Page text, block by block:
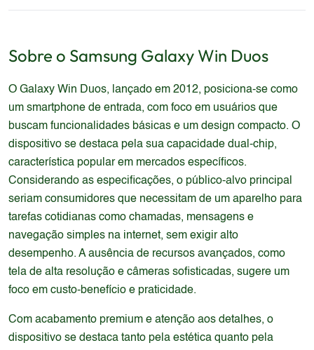
Sobre o Samsung Galaxy Win Duos
O Galaxy Win Duos, lançado em 2012, posiciona-se como
um smartphone de entrada, com foco em usuários que
buscam funcionalidades básicas e um design compacto. O
dispositivo se destaca pela sua capacidade dual-chip,
característica popular em mercados específicos.
Considerando as especificações, o público-alvo principal
seriam consumidores que necessitam de um aparelho para
tarefas cotidianas como chamadas, mensagens e
navegação simples na internet, sem exigir alto
desempenho. A ausência de recursos avançados, como
tela de alta resolução e câmeras sofisticadas, sugere um
foco em custo-benefício e praticidade.
Com acabamento premium e atenção aos detalhes, o
dispositivo se destaca tanto pela estética quanto pela